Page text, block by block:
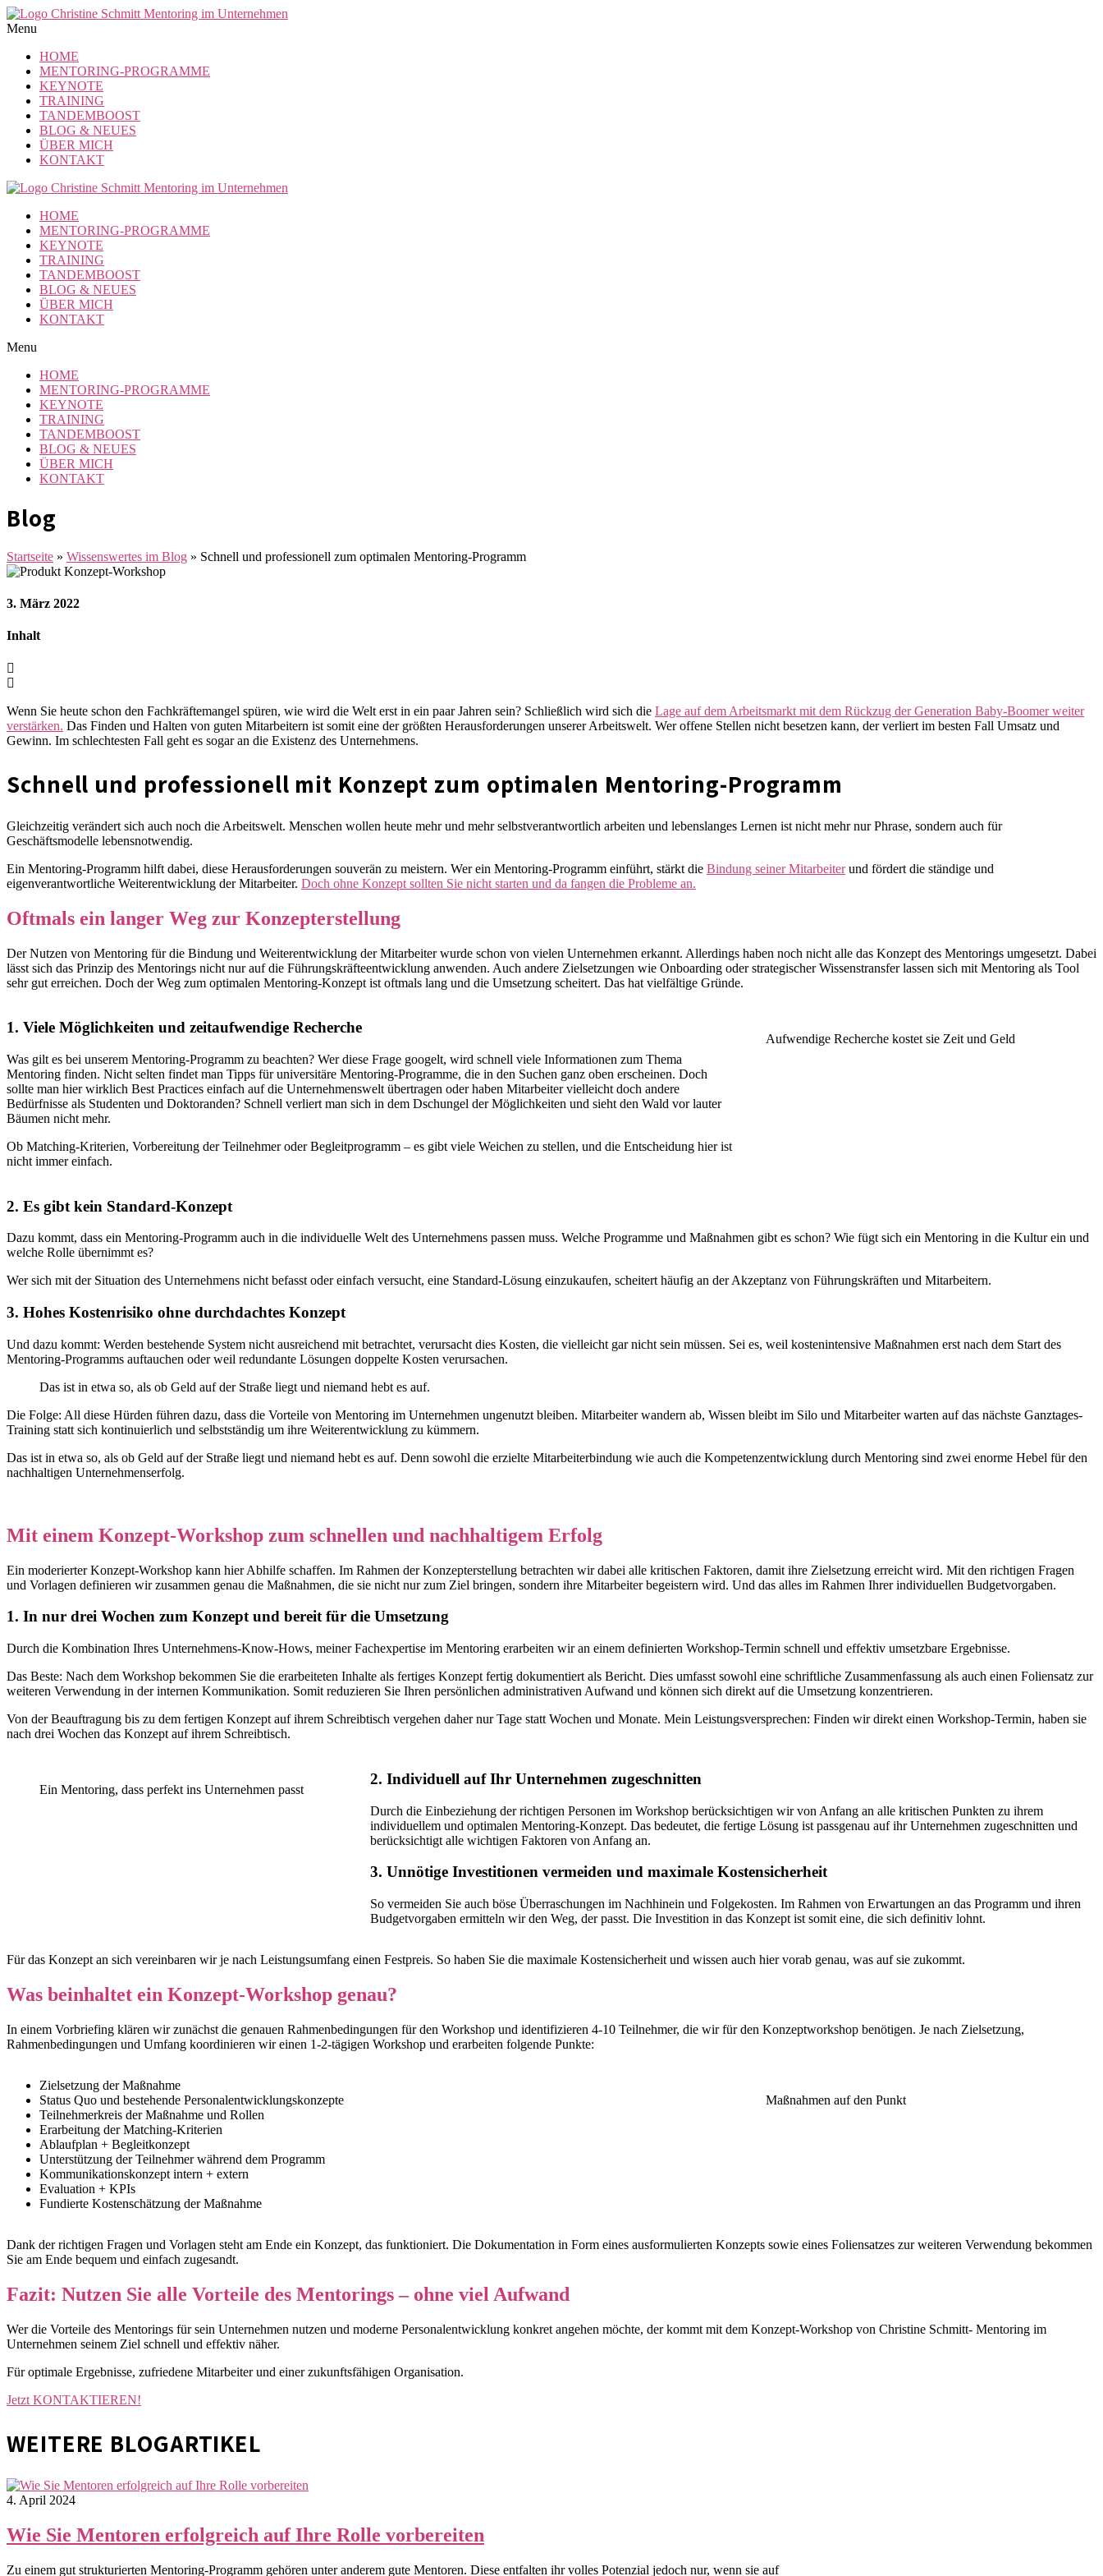
Zum
Inhalt
Menu
HOME
MENTORING-PROGRAMME
KEYNOTE
TRAINING
TANDEMBOOST
BLOG & NEUES
ÜBER MICH
KONTAKT
HOME
MENTORING-PROGRAMME
KEYNOTE
TRAINING
TANDEMBOOST
BLOG & NEUES
ÜBER MICH
KONTAKT
Menu
HOME
MENTORING-PROGRAMME
KEYNOTE
TRAINING
TANDEMBOOST
BLOG & NEUES
ÜBER MICH
KONTAKT
Blog
Startseite » Wissenswertes im Blog » Schnell und professionell zum optimalen Mentoring-Programm
3. März 2022
Inhalt
Wenn Sie heute schon den Fachkräftemangel spüren, wie wird die Welt erst in ein paar Jahren sein? Schließlich wird sich die Lage auf dem Arbeitsmarkt mit dem Rückzug der Generation Baby-Boomer weiter
verstärken. Das Finden und Halten von guten Mitarbeitern ist somit eine der größten Herausforderungen unserer Arbeitswelt. Wer offene Stellen nicht besetzen kann, der verliert im besten Fall Umsatz und
Gewinn. Im schlechtesten Fall geht es sogar an die Existenz des Unternehmens.
Schnell und professionell mit Konzept zum optimalen Mentoring-Programm
Gleichzeitig verändert sich auch noch die Arbeitswelt. Menschen wollen heute mehr und mehr selbstverantwortlich arbeiten und lebenslanges Lernen ist nicht mehr nur Phrase, sondern auch für
Geschäftsmodelle lebensnotwendig.
Ein Mentoring-Programm hilft dabei, diese Herausforderungen souverän zu meistern. Wer ein Mentoring-Programm einführt, stärkt die Bindung seiner Mitarbeiterund fördert die ständige und
eigenverantwortliche Weiterentwicklung der Mitarbeiter. Doch ohne Konzept sollten Sie nicht starten und da fangen die Probleme an.
Oftmals ein langer Weg zur Konzepterstellung
Der Nutzen von Mentoring für die Bindung und Weiterentwicklung der Mitarbeiter wurde schon von vielen Unternehmen erkannt. Allerdings haben noch nicht alle das Konzept des Mentorings umgesetzt. Dabei
lässt sich das Prinzip des Mentorings nicht nur auf die Führungskräfteentwicklung anwenden. Auch andere Zielsetzungen wie Onboarding oder strategischer Wissenstransfer lassen sich mit Mentoring als Tool
sehr gut erreichen. Doch der Weg zum optimalen Mentoring-Konzept ist oftmals lang und die Umsetzung scheitert. Das hat vielfältige Gründe.
1. Viele Möglichkeiten und zeitaufwendige Recherche
Was gilt es bei unserem Mentoring-Programm zu beachten? Wer diese Frage googelt, wird schnell viele Informationen zum Thema
Mentoring finden. Nicht selten findet man Tipps für universitäre Mentoring-Programme, die in den Suchen ganz oben erscheinen. Doch
sollte man hier wirklich Best Practices einfach auf die Unternehmenswelt übertragen oder haben Mitarbeiter vielleicht doch andere
Bedürfnisse als Studenten und Doktoranden? Schnell verliert man sich in dem Dschungel der Möglichkeiten und sieht den Wald vor lauter
Bäumen nicht mehr.
Ob Matching-Kriterien, Vorbereitung der Teilnehmer oder Begleitprogramm – es gibt viele Weichen zu stellen, und die Entscheidung hier ist
nicht immer einfach.
Aufwendige Recherche kostet sie Zeit und Geld
2. Es gibt kein Standard-Konzept
Dazu kommt, dass ein Mentoring-Programm auch in die individuelle Welt des Unternehmens passen muss. Welche Programme und Maßnahmen gibt es schon? Wie fügt sich ein Mentoring in die Kultur ein und
welche Rolle übernimmt es?
Wer sich mit der Situation des Unternehmens nicht befasst oder einfach versucht, eine Standard-Lösung einzukaufen, scheitert häufig an der Akzeptanz von Führungskräften und Mitarbeitern.
3. Hohes Kostenrisiko ohne durchdachtes Konzept
Und dazu kommt: Werden bestehende System nicht ausreichend mit betrachtet, verursacht dies Kosten, die vielleicht gar nicht sein müssen. Sei es, weil kostenintensive Maßnahmen erst nach dem Start des
Mentoring-Programms auftauchen oder weil redundante Lösungen doppelte Kosten verursachen.
Das ist in etwa so, als ob Geld auf der Straße liegt und niemand hebt es auf.
Die Folge: All diese Hürden führen dazu, dass die Vorteile von Mentoring im Unternehmen ungenutzt bleiben. Mitarbeiter wandern ab, Wissen bleibt im Silo und Mitarbeiter warten auf das nächste Ganztages-
Training statt sich kontinuierlich und selbstständig um ihre Weiterentwicklung zu kümmern.
Das ist in etwa so, als ob Geld auf der Straße liegt und niemand hebt es auf. Denn sowohl die erzielte Mitarbeiterbindung wie auch die Kompetenzentwicklung durch Mentoring sind zwei enorme Hebel für den
nachhaltigen Unternehmenserfolg.
Mit einem Konzept-Workshop zum schnellen und nachhaltigem Erfolg
Ein moderierter Konzept-Workshop kann hier Abhilfe schaffen. Im Rahmen der Konzepterstellung betrachten wir dabei alle kritischen Faktoren, damit ihre Zielsetzung erreicht wird. Mit den richtigen Fragen
und Vorlagen definieren wir zusammen genau die Maßnahmen, die sie nicht nur zum Ziel bringen, sondern ihre Mitarbeiter begeistern wird. Und das alles im Rahmen Ihrer individuellen Budgetvorgaben.
1. In nur drei Wochen zum Konzept und bereit für die Umsetzung
Durch die Kombination Ihres Unternehmens-Know-Hows, meiner Fachexpertise im Mentoring erarbeiten wir an einem definierten Workshop-Termin schnell und effektiv umsetzbare Ergebnisse.
Das Beste: Nach dem Workshop bekommen Sie die erarbeiteten Inhalte als fertiges Konzept fertig dokumentiert als Bericht. Dies umfasst sowohl eine schriftliche Zusammenfassung als auch einen Foliensatz zur
weiteren Verwendung in der internen Kommunikation. Somit reduzieren Sie Ihren persönlichen administrativen Aufwand und können sich direkt auf die Umsetzung konzentrieren.
Von der Beauftragung bis zu dem fertigen Konzept auf ihrem Schreibtisch vergehen daher nur Tage statt Wochen und Monate. Mein Leistungsversprechen: Finden wir direkt einen Workshop-Termin, haben sie
nach drei Wochen das Konzept auf ihrem Schreibtisch.
Ein Mentoring, dass perfekt ins Unternehmen passt
2. Individuell auf Ihr Unternehmen zugeschnitten
Durch die Einbeziehung der richtigen Personen im Workshop berücksichtigen wir von Anfang an alle kritischen Punkten zu ihrem
individuellem und optimalen Mentoring-Konzept. Das bedeutet, die fertige Lösung ist passgenau auf ihr Unternehmen zugeschnitten und
berücksichtigt alle wichtigen Faktoren von Anfang an.
3. Unnötige Investitionen vermeiden und maximale Kostensicherheit
So vermeiden Sie auch böse Überraschungen im Nachhinein und Folgekosten. Im Rahmen von Erwartungen an das Programm und ihren
Budgetvorgaben ermitteln wir den Weg, der passt. Die Investition in das Konzept ist somit eine, die sich definitiv lohnt.
Für das Konzept an sich vereinbaren wir je nach Leistungsumfang einen Festpreis. So haben Sie die maximale Kostensicherheit und wissen auch hier vorab genau, was auf sie zukommt.
Was beinhaltet ein Konzept-Workshop genau?
In einem Vorbriefing klären wir zunächst die genauen Rahmenbedingungen für den Workshop und identifizieren 4-10 Teilnehmer, die wir für den Konzeptworkshop benötigen. Je nach Zielsetzung,
Rahmenbedingungen und Umfang koordinieren wir einen 1-2-tägigen Workshop und erarbeiten folgende Punkte:
Zielsetzung der Maßnahme
Status Quo und bestehende Personalentwicklungskonzepte
Teilnehmerkreis der Maßnahme und Rollen
Erarbeitung der Matching-Kriterien
Ablaufplan + Begleitkonzept
Unterstützung der Teilnehmer während dem Programm
Kommunikationskonzept intern + extern
Evaluation + KPIs
Fundierte Kostenschätzung der Maßnahme
Maßnahmen auf den Punkt
Dank der richtigen Fragen und Vorlagen steht am Ende ein Konzept, das funktioniert. Die Dokumentation in Form eines ausformulierten Konzepts sowie eines Foliensatzes zur weiteren Verwendung bekommen
Sie am Ende bequem und einfach zugesandt.
Fazit: Nutzen Sie alle Vorteile des Mentorings – ohne viel Aufwand
Wer die Vorteile des Mentorings für sein Unternehmen nutzen und moderne Personalentwicklung konkret angehen möchte, der kommt mit dem Konzept-Workshop von Christine Schmitt- Mentoring im
Unternehmen seinem Ziel schnell und effektiv näher.
Für optimale Ergebnisse, zufriedene Mitarbeiter und einer zukunftsfähigen Organisation.
Jetzt KONTAKTIEREN!
WEITERE BLOGARTIKEL
4. April 2024
Wie Sie Mentoren erfolgreich auf Ihre Rolle vorbereiten
Zu einem gut strukturierten Mentoring-Programm gehören unter anderem gute Mentoren. Diese entfalten ihr volles Potenzial jedoch nur, wenn sie auf